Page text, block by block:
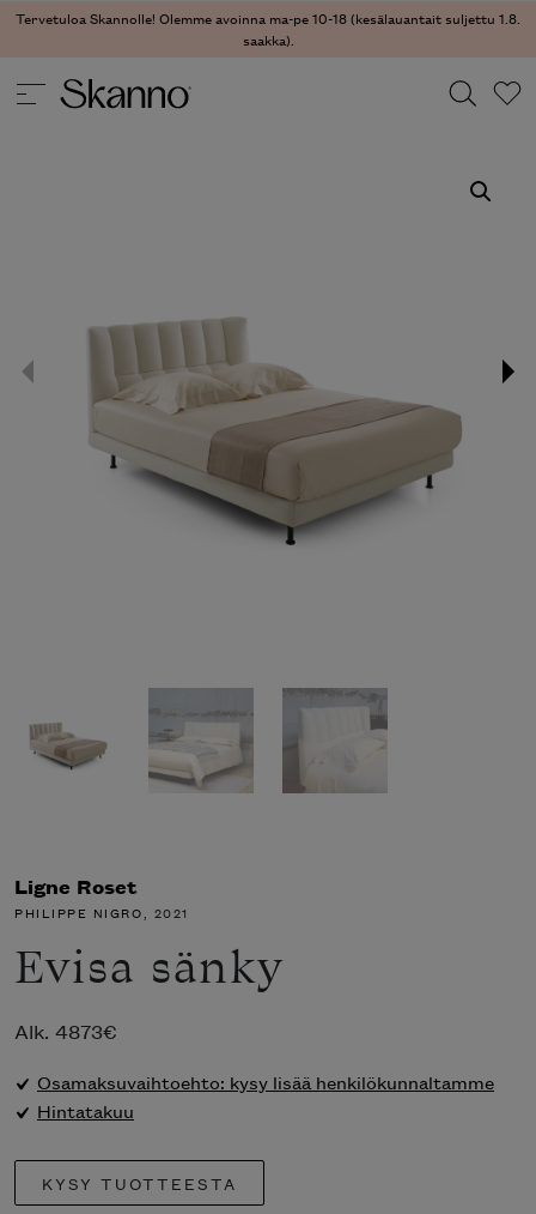
Tervetuloa Skannolle! Olemme avoinna ma-pe 10-18 (kesälauantait suljettu 1.8.
saakka).
Ligne Roset
PHILIPPE NIGRO, 2021
Evisa sänky
Alk. 4873€
Osamaksuvaihtoehto: kysy lisää henkilökunnaltamme
Hintatakuu
KYSY TUOTTEESTA